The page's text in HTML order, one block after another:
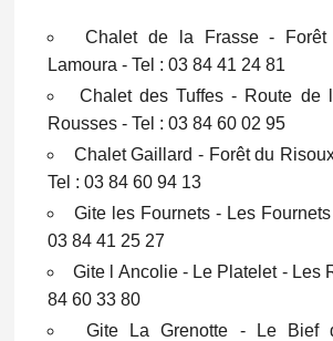
Chalet de la Frasse - Forêt
Lamoura - Tel : 03 84 41 24 81
Chalet des Tuffes - Route de
Rousses - Tel : 03 84 60 02 95
Chalet Gaillard - Forêt du
Tel : 03 84 60 94 13
Gite les Fournets - Les
03 84 41 25 27
Gite l Ancolie - Le Platelet - Les
84 60 33 80
Gite La Grenotte - Le Bief